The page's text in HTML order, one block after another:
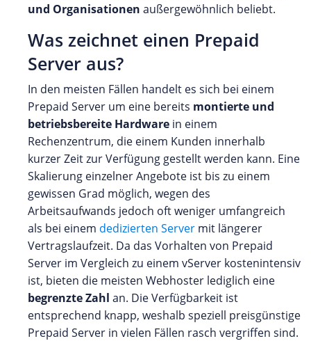
und Organisationen außergewöhnlich beliebt.
Was zeichnet einen Prepaid
Server aus?
In den meisten Fällen handelt es sich bei einem
Prepaid Server um eine bereits montierte und
betriebsbereite Hardware in einem
Rechenzentrum, die einem Kunden innerhalb
kurzer Zeit zur Verfügung gestellt werden kann. Eine
Skalierung einzelner Angebote ist bis zu einem
gewissen Grad möglich, wegen des
Arbeitsaufwands jedoch oft weniger umfangreich
als bei einem dedizierten Server mit längerer
Vertragslaufzeit. Da das Vorhalten von Prepaid
Server im Vergleich zu einem vServer kostenintensiv
ist, bieten die meisten Webhoster lediglich eine
begrenzte Zahl an. Die Verfügbarkeit ist
entsprechend knapp, weshalb speziell preisgünstige
Prepaid Server in vielen Fällen rasch vergriffen sind.